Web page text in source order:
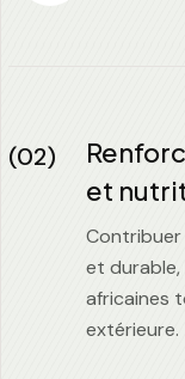
(02)
et
Contribuer
et
africaines
extérieure.